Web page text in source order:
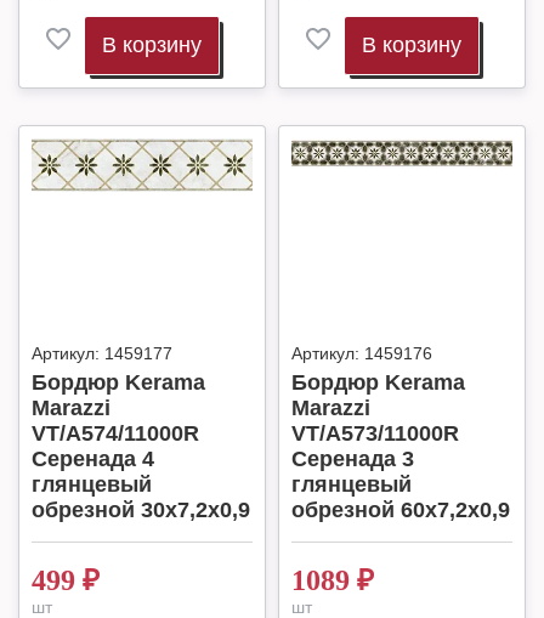
В корзину В корзину
Артикул: 1459177
Бордюр Kerama
Marazzi
VT/A574/11000R
Серенада 4
глянцевый
обрезной 30x7,2x0,9
499 ₽
шт
Артикул: 1459176
Бордюр Kerama
Marazzi
VT/A573/11000R
Серенада 3
глянцевый
обрезной 60x7,2x0,9
1089 ₽
шт